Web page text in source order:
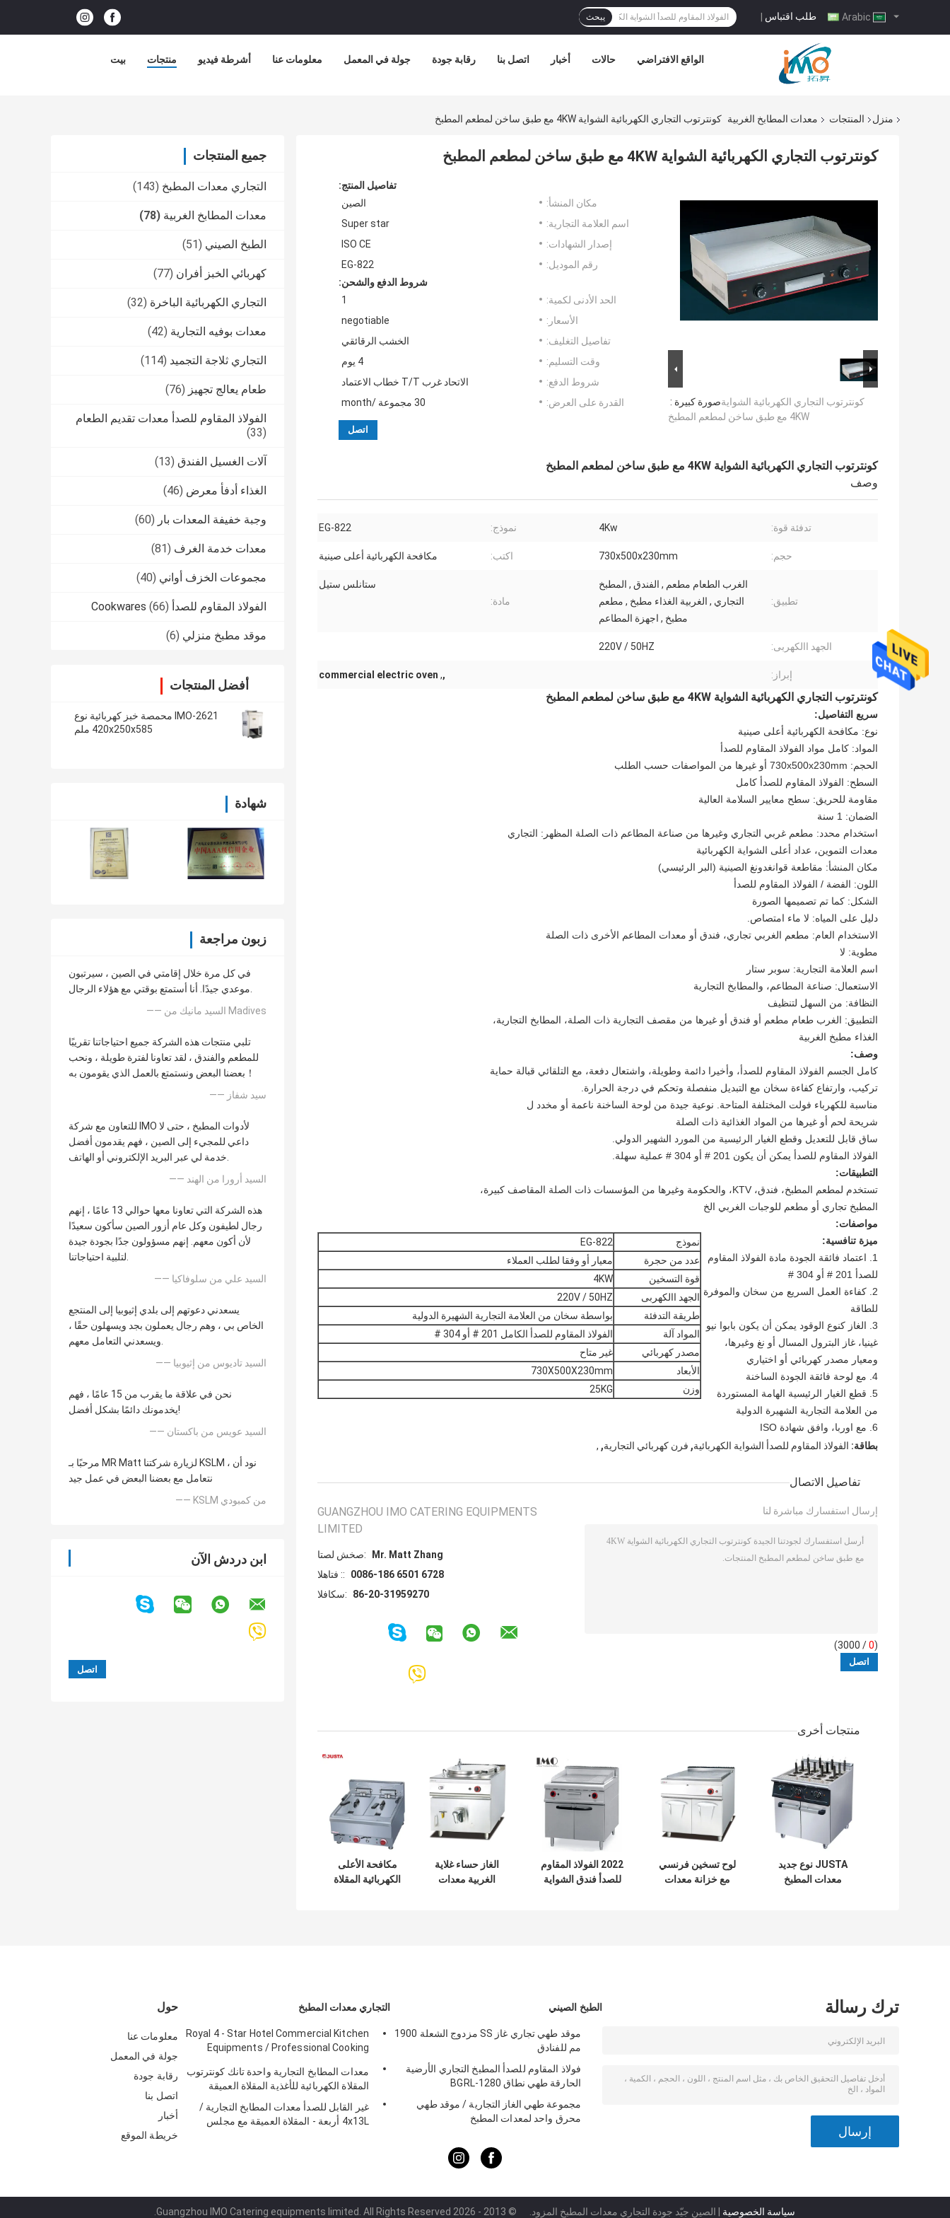
طلب اقتباس | يبحث
بيت منتجات أشرطة فيديو معلومات عنا جولة في المعمل رقابة جودة اتصل بنا أخبار حالات الواقع الافتراضي
منزل المنتجات معدات المطابخ الغربية كونترتوب التجاري الكهربائية الشواية 4KW مع طبق ساخن لمطعم المطبخ
جميع المنتجات
التجاري معدات المطبخ (143)
معدات المطابخ الغربية (78)
الطبخ الصيني (51)
كهربائي الخبز أفران (77)
التجاري الكهربائية الباخرة (32)
معدات بوفيه التجارية (42)
التجاري ثلاجة التجميد (114)
طعام يعالج تجهيز (76)
الفولاذ المقاوم للصدأ معدات تقديم الطعام
(33)
آلات الغسيل الفندق (13)
الغذاء أدفأ معرض (46)
وجبة خفيفة المعدات بار (60)
معدات خدمة الغرف (81)
مجموعات الخزف أواني (40)
الفولاذ المقاوم للصدأ Cookwares (66)
موقد مطبخ منزلي (6)
أفضل المنتجات
IMO-2621 محمصة خبز كهربائية نوع
420x250x585 ملم
شهادة
زبون مراجعة
في كل مرة خلال إقامتي في الصين ، سيرتبون
موعدي جيدًا. أنا أستمتع بوقتي مع هؤلاء الرجال.
—— السيد مانيك من Madives
تلبي منتجات هذه الشركة جميع احتياجاتنا تقريبًا
للمطعم والفندق ، لقد تعاونا لفترة طويلة ، ونحب
بعضنا البعض ونستمتع بالعمل الذي يقومون به！
—— سيد شفاز
للتعاون مع شركة IMO لأدوات المطبخ ، حتى لا
داعي للمجيء إلى الصين ، فهم يقدمون أفضل
خدمة لي عبر البريد الإلكتروني أو الهاتف.
—— السيد أرورا من الهند
هذه الشركة التي تعاونا معها حوالي 13 عامًا ، إنهم
رجال لطيفون وكل عام أزور الصين سأكون سعيدًا
لأن أكون معهم. إنهم مسؤولون جدًا بجودة جيدة
لتلبية احتياجاتنا.
—— السيد علي من سلوفاكيا
يسعدني دعوتهم إلى بلدي إثيوبيا إلى المنتجع
الخاص بي ، وهم رجال يعملون بجد ويسهلون حقًا ،
ويسعدني التعامل معهم.
—— السيد تاديوس من إثيوبيا
نحن في علاقة ما يقرب من 15 عامًا ، فهم
يخدمونك دائمًا بشكل أفضل!
—— السيد عويس من باكستان
مرحبًا بـ MR Matt لزيارة شركتنا KSLM ، نود أن
نتعامل مع بعضنا البعض في عمل جيد
—— KSLM من كمبودي
ابن دردش الآن
كونترتوب التجاري الكهربائية الشواية 4KW مع طبق ساخن لمطعم المطبخ
صورة كبيرة :كونترتوب التجاري الكهربائية الشواية
4KW مع طبق ساخن لمطعم المطبخ
تفاصيل المنتج:
مكان المنشأ:
الصين
اسم العلامة التجارية:
Super star
إصدار الشهادات:
ISO CE
رقم الموديل:
EG-822
شروط الدفع والشحن:
الحد الأدنى لكمية:
1
الأسعار:
negotiable
تفاصيل التغليف:
الخشب الرقائقي
وقت التسليم:
4 يوم
شروط الدفع:
الاتحاد غرب T/T خطاب الاعتماد
القدرة على العرض:
30 مجموعة /month
اتصل
كونترتوب التجاري الكهربائية الشواية 4KW مع طبق ساخن لمطعم المطبخ
وصف
تدفئة قوة: 4Kw نموذج: EG-822
حجم: 730x500x230mm اكتب: مكافحة الكهربائية أعلى صينية
تطبيق:
الغرب الطعام مطعم , الفندق , المطبخ
التجاري , الغربية الغذاء مطبخ , مطعم
مطبخ , اجهزة المطاعم
مادة:
ستانلس ستيل
الجهد االكهربى: 220V / 50HZ
إبراز: ,
,
commercial electric oven
كونترتوب التجاري الكهربائية الشواية 4KW مع طبق ساخن لمطعم المطبخ
سريع التفاصيل:
نوع: مكافحة الكهربائية أعلى صينية
المواد: كامل مواد الفولاذ المقاوم للصدأ
الحجم: 730x500x230mm أو غيرها من المواصفات حسب الطلب
السطح: الفولاذ المقاوم للصدأ كامل
مقاومة للحريق: سطح معايير السلامة العالية
الضمان: 1 سنة
استخدام محدد: مطعم غربي التجاري وغيرها من صناعة المطاعم ذات الصلة المظهر: التجاري
معدات التموين، عداد أعلى الشواية الكهربائية
مكان المنشأ: مقاطعة قوانغدونغ الصينية (البر الرئيسي)
اللون: الفضة / الفولاذ المقاوم للصدأ
الشكل: كما تم تصميمها الصورة
دليل على المياه: لا ماء امتصاص.
الاستخدام العام: مطعم الغربي تجاري، فندق أو معدات المطاعم الأخرى ذات الصلة
مطوية: لا
اسم العلامة التجارية: سوبر ستار
الاستعمال: صناعة المطاعم، والمطابخ التجارية
النظافة: من السهل لتنظيف
التطبيق: الغرب طعام مطعم أو فندق أو غيرها من مقصف التجارية ذات الصلة، المطابخ التجارية،
الغذاء مطبخ الغربية
وصف:
كامل الجسم الفولاذ المقاوم للصدأ، وأخيرا دائمة وطويلة، واشتعال دفعة، مع التلقائي قبالة حماية
تركيب، وارتفاع كفاءة سخان مع التبديل منفصلة وتحكم في درجة الحرارة.
مناسبة للكهرباء فولت المختلفة المتاحة. نوعية جيدة من لوحة الساخنة ناعمة أو مخدد ل
شريحة لحم أو غيرها من المواد الغذائية ذات الصلة
ساق قابل للتعديل وقطع الغيار الرئيسية من المورد الشهير الدولي.
الفولاذ المقاوم للصدأ يمكن أن يكون 201 # أو 304 # عملية سهلة.
التطبيقات:
تستخدم لمطعم المطبخ، فندق، KTV، والحكومة وغيرها من المؤسسات ذات الصلة المقاصف كبيرة،
المطبخ تجاري أو مطعم للوجبات الغربي الخ
مواصفات:
نموذج
EG-822
عدد من حجرة
معيار أو وفقا لطلب العملاء
قوة التسخين
4KW
الجهد االكهربى
220V / 50HZ
طريقة التدفئة
بواسطة سخان من العلامة التجارية الشهيرة الدولية
المواد آلة
الفولاذ المقاوم للصدأ الكامل 201 # أو 304 #
مصدر كهربائي
غير متاح
الأبعاد
730X500X230mm
وزن
25KG
ميزة تنافسية:
1. اعتماد فائقة الجودة مادة الفولاذ المقاوم
للصدأ 201 # أو 304 #
2. كفاءة العمل السريع من سخان والموفرة
للطاقة
3. الغاز كنوع الوقود يمكن أن يكون بابوا نيو
غينيا، غاز البترول المسال أو نغ وغيرها،
ومعيار مصدر كهربائي أو اختياري
4. مع لوحة فائقة الجودة الساخنة
5. قطع الغيار الرئيسية الهامة المستوردة
من العلامة التجارية الشهيرة الدولية
6. مع اوربا، وافق شهادة ISO
بطاقة: الفولاذ المقاوم للصدأ الشواية الكهربائية, فرن كهربائي التجارية,
,
تفاصيل الاتصال
GUANGZHOU IMO CATERING EQUIPMENTS
LIMITED
اتصل شخص:
Mr. Matt Zhang
الهاتف ::
0086-186 6501 6728
الفاكس:
86-20-31959270
إرسال استفسارك مباشرة لنا
(
0
/ 3000)
منتجات أخرى
JUSTA نوع جديد
معدات المطبخ
لوح تسخين فرنسي
مع خزانة معدات
2022 الفولاذ المقاوم
للصدأ فندق الشواية
الغاز حساء غلاية
الغربية معدات
مكافحة الأعلى
الكهربائية المقلاة
حول
معلومات عنا
جولة في المعمل
رقابة جودة
اتصل بنا
أخبار
خريطة الموقع
التجاري معدات المطبخ
Royal 4 - Star Hotel Commercial Kitchen
Equipments / Professional Cooking
معدات المطابخ التجارية واحدة تانك كونترتوب
المقلاة الكهربائية للأغذية المقلاة العميقة
غير القابل للصدأ معدات المطابخ التجارية /
4x13L أربعة - المقلاة العميقة مع مجلس
الطبخ الصيني
موقد طهي تجاري غاز SS مزدوج الشعلة 1900
مم للفنادق
فولاذ المقاوم للصدأ المطبخ التجاري الأرضية
الحارقة طهي نطاق BGRL-1280
مجموعة طهي الغاز التجارية / موقد طهي
محرق واحد لمعدات المطبخ
ترك رسالة
سياسة الخصوصية | الصين جيّد جودة التجاري معدات المطبخ المزود. © 2013 - 2026 Guangzhou IMO Catering equipments limited. All Rights Reserved.